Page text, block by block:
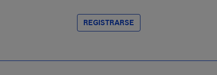
REGISTRARSE